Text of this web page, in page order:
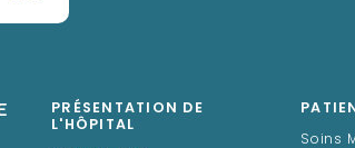
PRÉSENTATION DE
L'HÔPITAL
Soins